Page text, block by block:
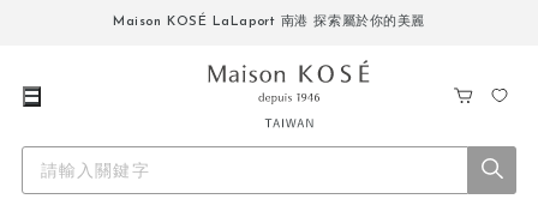
Maison KOSÉ LaLaport 南港 探索屬於你的美麗